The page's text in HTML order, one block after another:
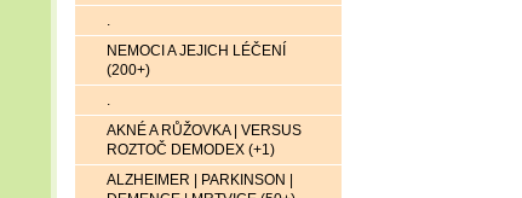
.
NEMOCI A JEJICH LÉČENÍ
(200+)
.
AKNÉ A RŮŽOVKA | VERSUS
ROZTOČ DEMODEX (+1)
ALZHEIMER | PARKINSON |